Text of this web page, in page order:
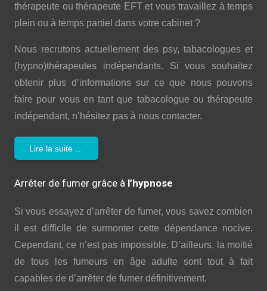
thérapeute ou thérapeute EFT et vous travaillez à temps
plein ou à temps partiel dans votre cabinet ?
Nous recrutons actuellement des psy, tabacologues et
(hypno)thérapeutes indépendants. Si vous souhaitez
obtenir plus d’informations sur ce que nous pouvons
faire pour vous en tant que tabacologue ou thérapeute
indépendant, n’hésitez pas à nous contacter.
Lire la suite …
Arrêter de fumer grâce à l’hypnose
Si vous essayez d’arrêter de fumer, vous savez combien
il est difficile de surmonter cette dépendance nocive.
Cependant, ce n’est pas impossible. D’ailleurs, la moitié
de tous les fumeurs en âge adulte sont tout à fait
capables de d’arrêter de fumer définitivement.